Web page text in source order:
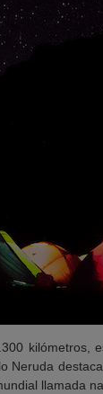
kilómetros,
llamada